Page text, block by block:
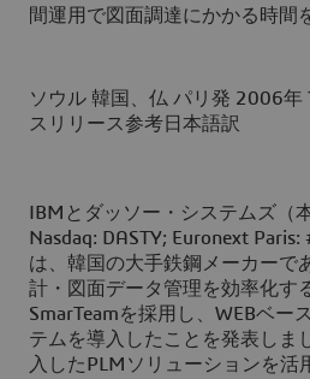
間運用で図面調達にかかる時間
ソウル 韓国、仏 パリ発 2006年
スリリース参考日本語訳
IBMとダッソー・システムズ（
Nasdaq: DASTY; Euronext Paris:
は、韓国の大手鉄鋼メーカーで
計・図面データ管理を効率化す
SmarTeamを採用し、WEBベー
テムを導入したことを発表しま
入したPLMソリューションを活